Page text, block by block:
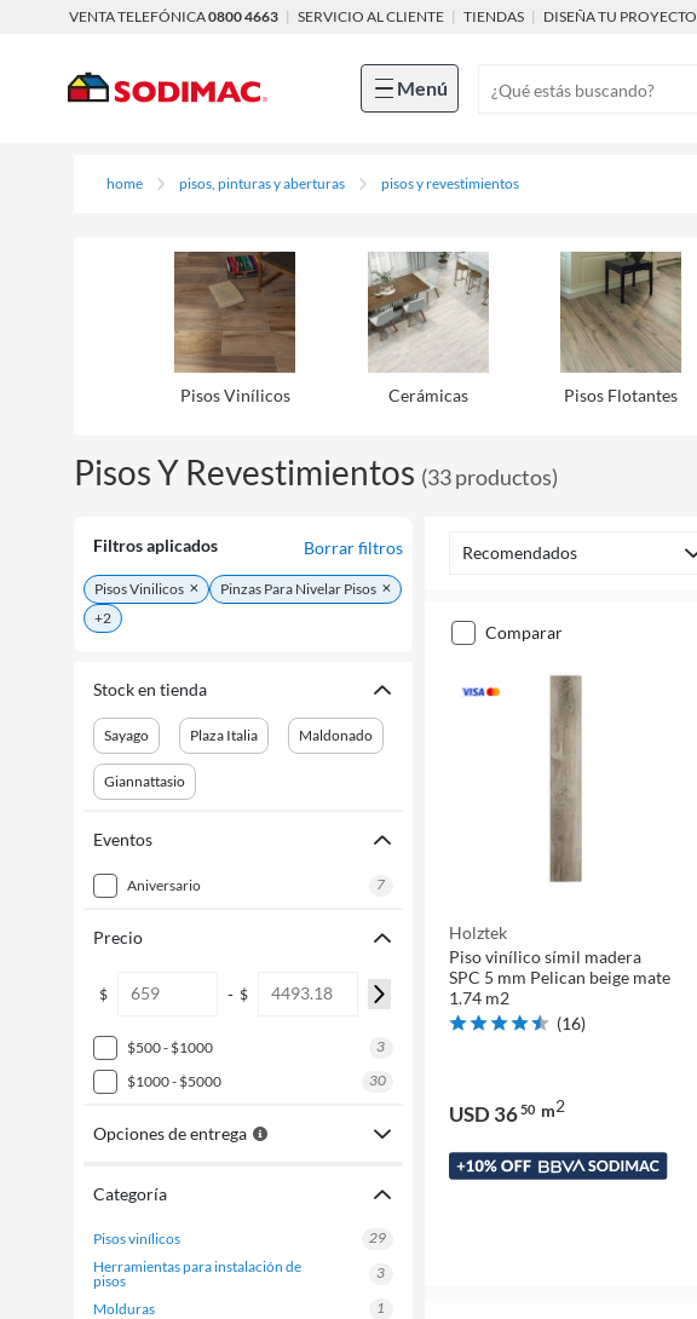
VENTA TELEFÓNICA0800 4663 | SERVICIO AL CLIENTE | TIENDAS | DISEÑA TU PROYECTO
Menú
home pisos, pinturas y aberturas pisos y revestimientos
Pisos Viní­licos Cerámicas Pisos Flotantes
Pisos Y Revestimientos (33productos)
Filtros aplicados Borrar filtros
Pisos Vinilicos
Pinzas Para Nivelar Pisos
+2
Stock en tienda
Sayago Plaza Italia Maldonado
Giannattasio
Eventos
aniversario 7
Precio
$ - $
$500 - $1000
3
$1000 - $5000
30
Opciones de entrega
Categoría
pisos vinílicos
29
herramientas para instalación de
pisos
3
molduras
1
Recomendados
comparar
Holztek
Piso vinílico símil madera
SPC 5 mm Pelican beige mate
1.74 m2
(16)
USD 3650 m2